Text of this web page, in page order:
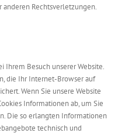
Rechtsverletzungen.
Ihrem Besuch unserer Website.
die Ihr Internet-Browser auf
Wenn Sie unsere Website
Informationen ab, um Sie
Die so erlangten Informationen
technisch und